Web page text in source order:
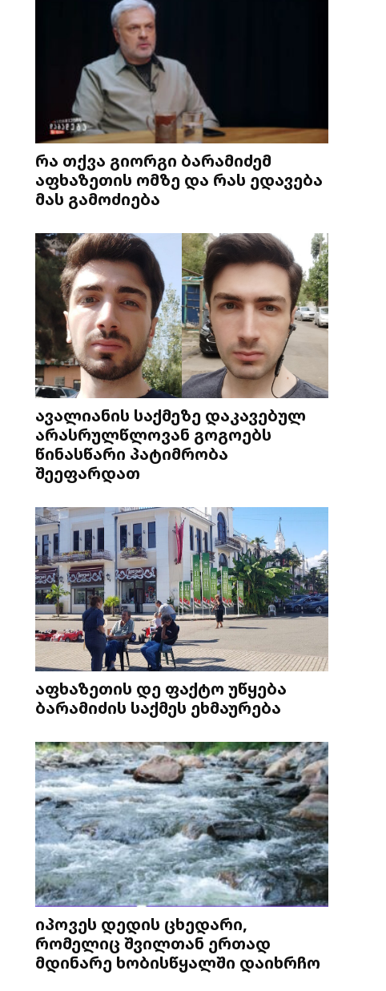
რა თქვა გიორგი ბარამიძემ
აფხაზეთის ომზე და რას ედავება
მას გამოძიება
ავალიანის საქმეზე დაკავებულ
არასრულწლოვან გოგოებს
წინასწარი პატიმრობა
შეეფარდათ
აფხაზეთის დე ფაქტო უწყება
ბარამიძის საქმეს ეხმაურება
იპოვეს დედის ცხედარი,
რომელიც შვილთან ერთად
მდინარე ხობისწყალში დაიხრჩო